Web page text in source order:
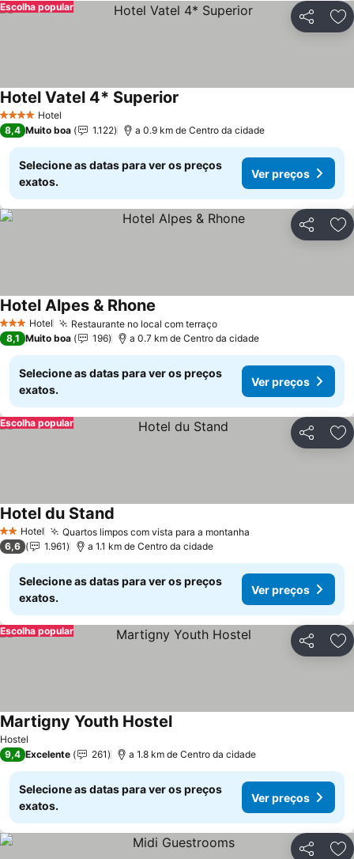
Partilhar
Escolha popular
4 EstrelasHotel
Hotel Vatel 4* Superior
8,4 Muito boa 1.122 a 0.9 km de Centro da cidade
Selecione as datas para ver os preços
exatos.
Ver preços
Partilhar
3 EstrelasHotel Restaurante no local com terraço
Hotel Alpes & Rhone
8,1 Muito boa 196 a 0.7 km de Centro da cidade
Selecione as datas para ver os preços
exatos.
Ver preços
Partilhar
Escolha popular
2 Estrelas
Hotel Quartos limpos com vista para a montanha
Hotel du Stand
6,6 1.961 a 1.1 km de Centro da cidade
Selecione as datas para ver os preços
exatos.
Ver preços
Partilhar
Escolha popular
Hostel
Martigny Youth Hostel
9,4 Excelente 261 a 1.8 km de Centro da cidade
Selecione as datas para ver os preços
exatos.
Ver preços
Partilhar